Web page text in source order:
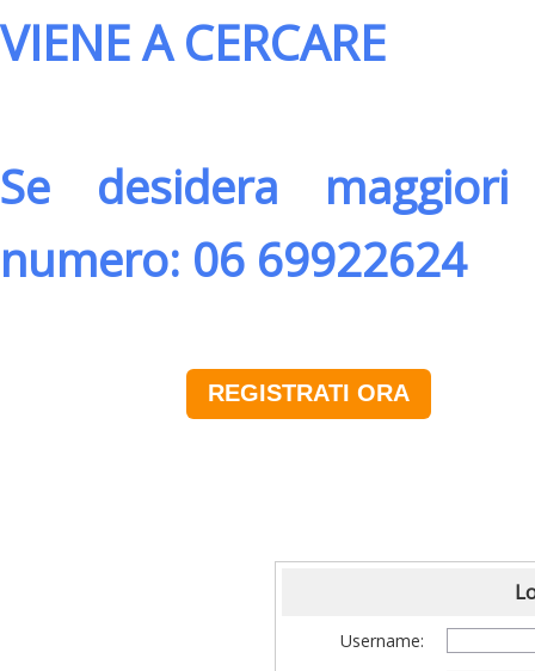
VIENE A CERCARE
Se desidera
numero: 06 69922624
REGISTRATI ORA
Username: